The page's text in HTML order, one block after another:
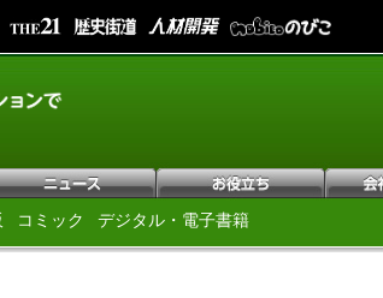
コミック デジタル・電子書籍